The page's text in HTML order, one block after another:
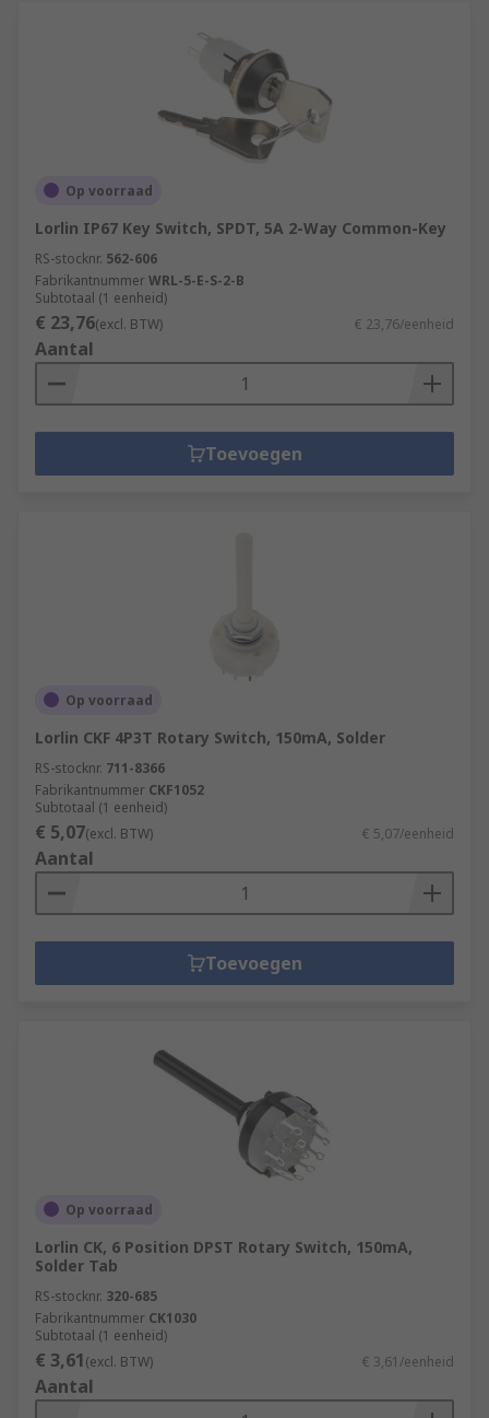
Op voorraad
Lorlin IP67 Key Switch, SPDT, 5A 2-Way Common-Key
RS-stocknr. 562-606
FabrikantnummerWRL-5-E-S-2-B
Subtotaal (1 eenheid)
€ 23,76(excl. BTW) € 23,76/eenheid
Aantal
Toevoegen
Op voorraad
Lorlin CKF 4P3T Rotary Switch, 150mA, Solder
RS-stocknr. 711-8366
Fabrikantnummer CKF1052
Subtotaal (1 eenheid)
€ 5,07(excl. BTW) € 5,07/eenheid
Aantal
Toevoegen
Op voorraad
Lorlin CK, 6 Position DPST Rotary Switch, 150mA,
Solder Tab
RS-stocknr. 320-685
Fabrikantnummer CK1030
Subtotaal (1 eenheid)
€ 3,61(excl. BTW) € 3,61/eenheid
Aantal